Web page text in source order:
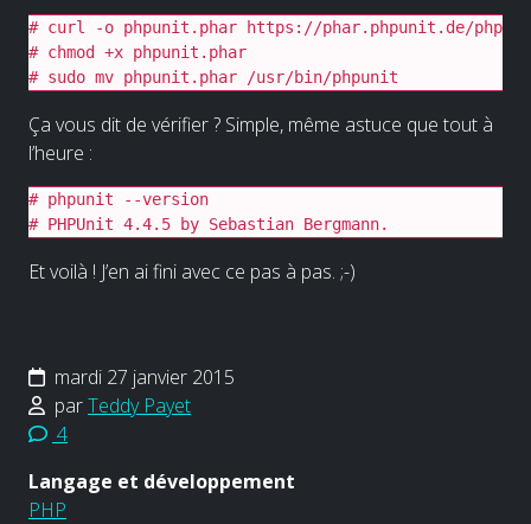
# curl -o phpunit.phar https://phar.phpunit.de/
# chmod +x phpunit.phar
# sudo mv phpunit.phar /usr/bin/phpunit
Ça vous dit de vérifier ? Simple, même astuce que tout à
l’heure :
# phpunit --version
# PHPUnit 4.4.5 by Sebastian Bergmann.
Et voilà ! J’en ai fini avec ce pas à pas. ;-)
mardi 27 janvier 2015
parTeddy Payet
4
Langage et développement
PHP